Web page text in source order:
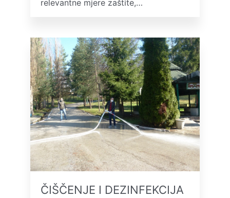
relevantne mjere zaštite,…
ČIŠČENJE I DEZINFEKCIJA